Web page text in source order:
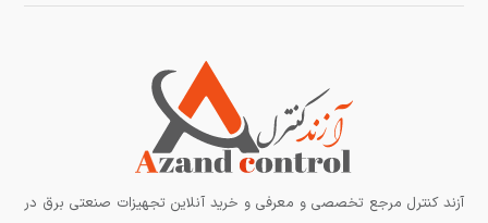
آزند کنترل مرجع تخصصی و معرفی و خرید آنلاین تجهیزات صنعتی برق در